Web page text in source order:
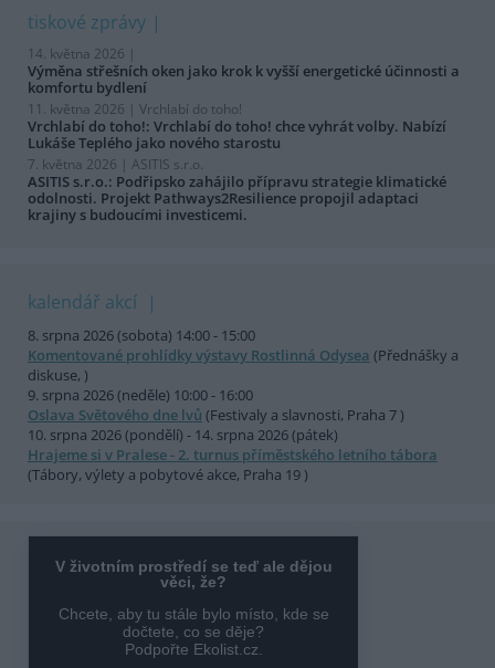
tiskové zprávy
14. května 2026 |
Výměna střešních oken jako krok k vyšší energetické účinnosti a
komfortu bydlení
11. května 2026 | Vrchlabí do toho!
Vrchlabí do toho!: Vrchlabí do toho! chce vyhrát volby. Nabízí
Lukáše Teplého jako nového starostu
7. května 2026 | ASITIS s.r.o.
ASITIS s.r.o.: Podřipsko zahájilo přípravu strategie klimatické
odolnosti. Projekt Pathways2Resilience propojil adaptaci
krajiny s budoucími investicemi.
kalendář akcí
8. srpna 2026 (sobota) 14:00 - 15:00
Komentované prohlídky výstavy Rostlinná Odysea (Přednášky a
diskuse, )
9. srpna 2026 (neděle) 10:00 - 16:00
Oslava Světového dne lvů (Festivaly a slavnosti, Praha 7 )
10. srpna 2026 (pondělí) - 14. srpna 2026 (pátek)
Hrajeme si v Pralese - 2. turnus příměstského letního tábora
(Tábory, výlety a pobytové akce, Praha 19 )